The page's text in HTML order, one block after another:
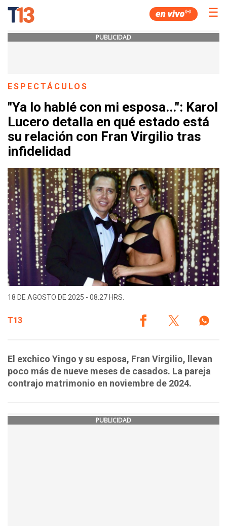
☰
PUBLICIDAD
ESPECTÁCULOS
"Ya lo hablé con mi esposa...": Karol
Lucero detalla en qué estado está
su relación con Fran Virgilio tras
infidelidad
18 DE AGOSTO DE 2025 - 08:27 HRS.
T13
El exchico Yingo y su esposa, Fran Virgilio, llevan
poco más de nueve meses de casados. La pareja
contrajo matrimonio en noviembre de 2024.
PUBLICIDAD